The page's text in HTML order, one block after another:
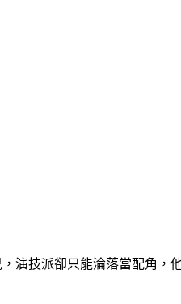
演技派卻只能淪落當配角，